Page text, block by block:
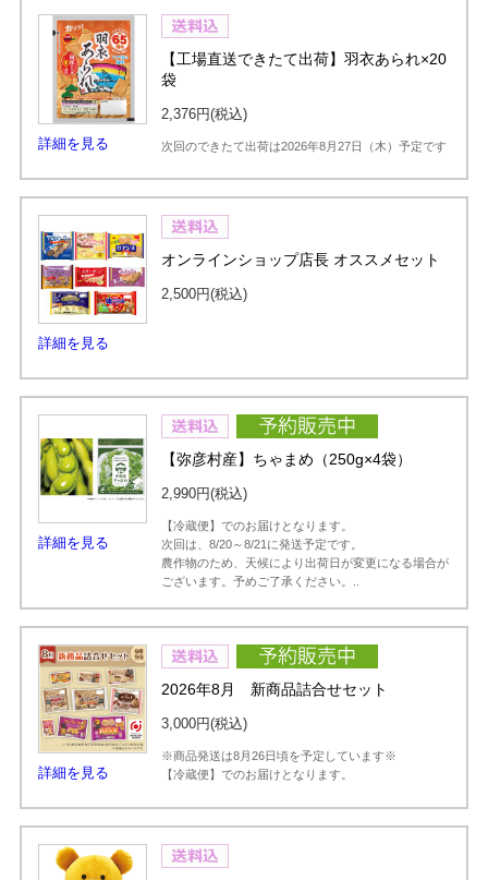
詳細を見る
【工場直送できたて出荷】羽衣あられ×20
袋
2,376円(税込)
次回のできたて出荷は2026年8月27日（木）予定です
詳細を見る
オンラインショップ店長 オススメセット
2,500円(税込)
詳細を見る
【弥彦村産】ちゃまめ（250g×4袋）
2,990円(税込)
【冷蔵便】でのお届けとなります。
次回は、8/20～8/21に発送予定です。
農作物のため、天候により出荷日が変更になる場合が
ございます。予めご了承ください。..
詳細を見る
2026年8月 新商品詰合せセット
3,000円(税込)
※商品発送は8月26日頃を予定しています※
【冷蔵便】でのお届けとなります。